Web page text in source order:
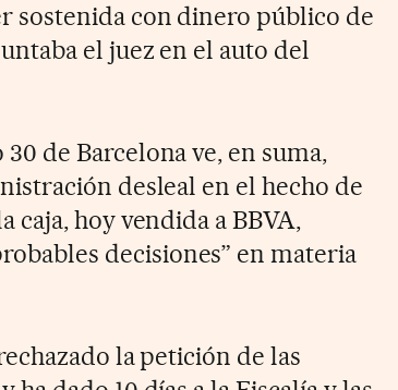
sostenida con dinero público de
el juez en el auto del
de Barcelona ve, en suma,
desleal en el hecho de
caja, hoy vendida a BBVA,
decisiones” en materia
la petición de las